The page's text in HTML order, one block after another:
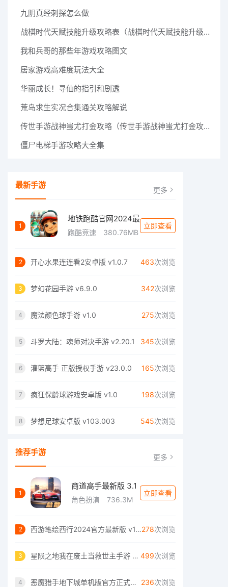
九阴真经刺探怎么做
战棋时代天赋技能升级攻略表（战棋时代天赋技能升级攻略）
我和兵哥的那些年游戏攻略图文
居家游戏高难度玩法大全
华丽成长！寻仙的指引和剧透
荒岛求生实况合集通关攻略解说
传世手游战神蚩尤打金攻略（传世手游战神蚩尤打金攻略大全）
僵尸电梯手游攻略大全集
最新手游 更多
1
地铁跑酷官网2024最
跑酷竞速 380.76MB
立即查看
2 开心水果连连看2安卓版 v1.0.7 463次浏览
3 梦幻花园手游 v6.9.0 342次浏览
4 魔法颜色球手游 v1.0 275次浏览
5 斗罗大陆：魂师对决手游 v2.20.1 345次浏览
6 灌篮高手 正版授权手游 v23.0.0 165次浏览
7 疯狂保龄球游戏安卓版 v1.0 198次浏览
8 梦想足球安卓版 v103.003 545次浏览
推荐手游 更多
1
商道高手最新版 3.1
角色扮演 736.3M
立即查看
2 西游笔绘西行2024官方最新版 v1.12.25278次浏览
3 星陨之地我在废土当救世主手游 v1.0.4 499次浏览
4 恶魔猎手地下城单机版官方正式版 v0.0.3 236次浏览